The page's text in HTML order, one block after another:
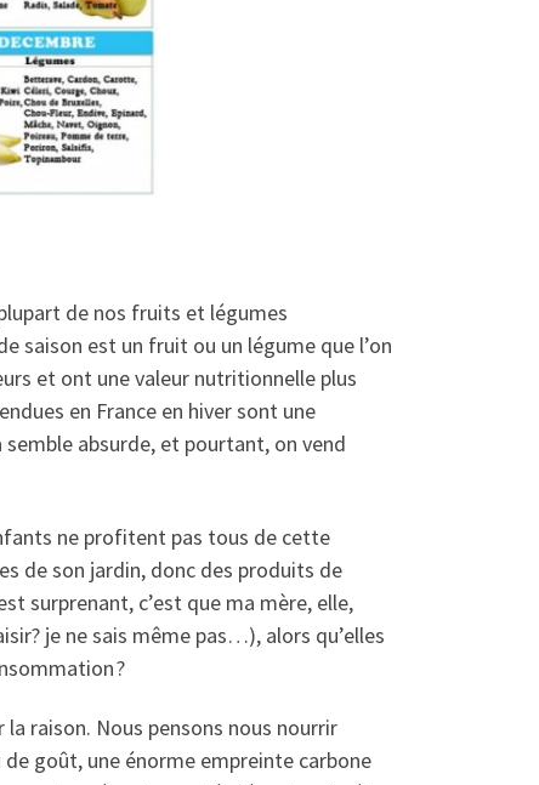
de nos fruits et légumes
saison est un fruit ou un légume que l’on
et ont une valeur nutritionnelle plus
en France en hiver sont une
absurde, et pourtant, on vend
ne profitent pas tous de cette
de son jardin, donc des produits de
surprenant, c’est que ma mère, elle,
je ne sais même pas…), alors qu’elles
?
raison. Nous pensons nous nourrir
goût, une énorme empreinte carbone